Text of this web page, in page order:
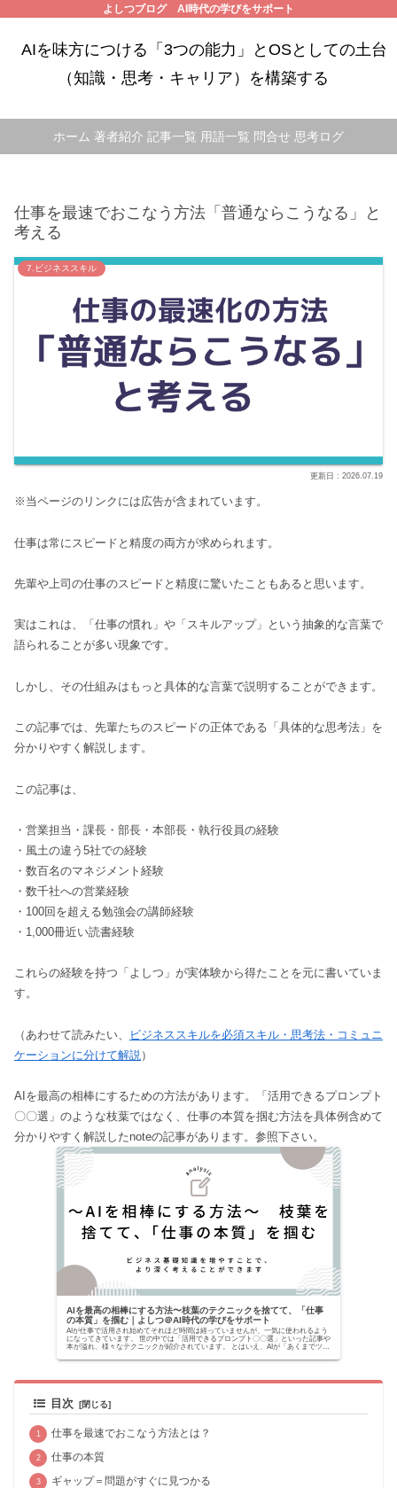
よしつブログ AI時代の学びをサポート
AIを味方につける「3つの能力」とOSとしての土台
（知識・思考・キャリア）を構築する
ホーム 著者紹介 記事一覧 用語一覧 問合せ 思考ログ
仕事を最速でおこなう方法「普通ならこうなる」と
考える
7.ビジネススキル
2026.07.19
※当ページのリンクには広告が含まれています。
仕事は常にスピードと精度の両方が求められます。
先輩や上司の仕事のスピードと精度に驚いたこともあると思います。
実はこれは、「仕事の慣れ」や「スキルアップ」という抽象的な言葉で
語られることが多い現象です。
しかし、その仕組みはもっと具体的な言葉で説明することができます。
この記事では、先輩たちのスピードの正体である「具体的な思考法」を
分かりやすく解説します。
この記事は、
・営業担当・課長・部長・本部長・執行役員の経験
・風土の違う5社での経験
・数百名のマネジメント経験
・数千社への営業経験
・100回を超える勉強会の講師経験
・1,000冊近い読書経験
これらの経験を持つ「よしつ」が実体験から得たことを元に書いていま
す。
（あわせて読みたい、
ビジネススキルを必須スキル・思考法・コミュニ
ケーションに分けて解説 ）
AIを最高の相棒にするための方法があります。「活用できるプロンプト
〇〇選」のような枝葉ではなく、仕事の本質を掴む方法を具体例含めて
分かりやすく解説したnoteの記事があります。参照下さい。
AIを最高の相棒にする方法〜枝葉のテクニックを捨てて、「仕事
の本質」を掴む｜よしつ＠AI時代の学びをサポート
AIが仕事で活用され始めてそれほど時間は経っていませんが、一気に使われるよう
になってきています。 世の中では「活用できるプロンプト〇〇選」といった記事や
本が溢れ、様々なテクニックが紹介されています。 とはいえ、AIが「あくまでツー
目次
仕事を最速でおこなう方法とは？
仕事の本質
ギャップ＝問題がすぐに見つかる